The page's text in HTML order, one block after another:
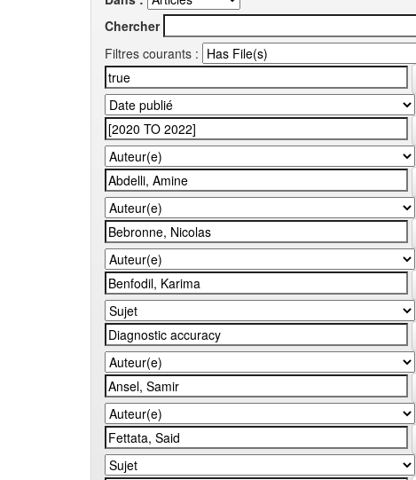
Chercher
Filtres courants :